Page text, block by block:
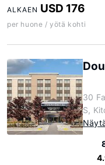
ALKAEN USD 176
per huone / yötä kohti
30
S,